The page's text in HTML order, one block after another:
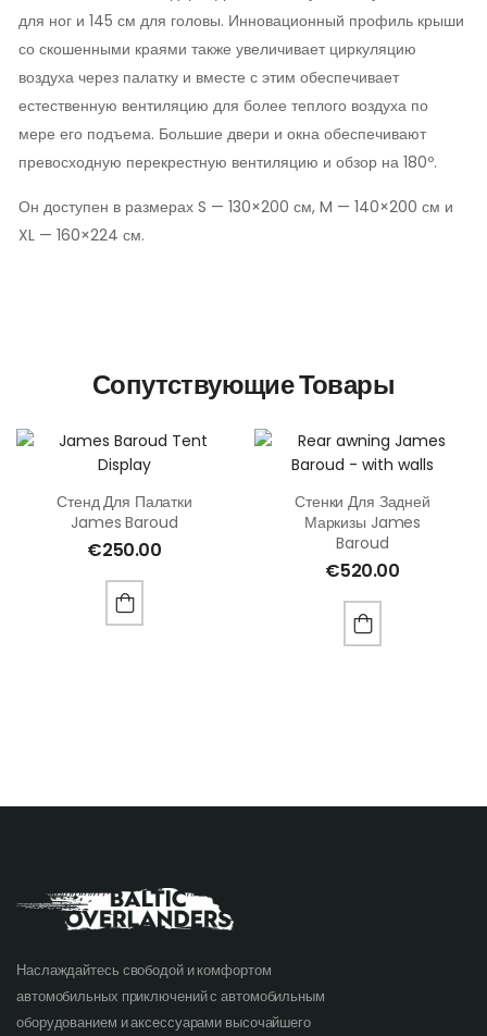
для ног и 145 см для головы. Инновационный профиль крыши
со скошенными краями также увеличивает циркуляцию
воздуха через палатку и вместе с этим обеспечивает
естественную вентиляцию для более теплого воздуха по
мере его подъема. Большие двери и окна обеспечивают
превосходную перекрестную вентиляцию и обзор на 180º.
Он доступен в размерах S — 130×200 см, M — 140×200 см и
XL — 160×224 см.
Сопутствующие Товары
Стенд Для Палатки
James Baroud
€250.00
Стенки Для Задней
Маркизы James
Baroud
€520.00
Наслаждайтесь свободой и комфортом
автомобильных приключений с автомобильным
оборудованием и аксессуарами высочайшего